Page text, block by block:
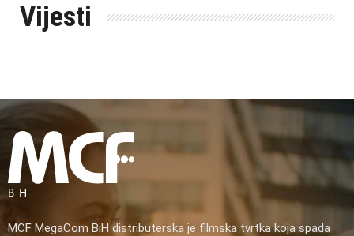
Vijesti
MCF MegaCom BiH distributerska je filmska tvrtka koja spada